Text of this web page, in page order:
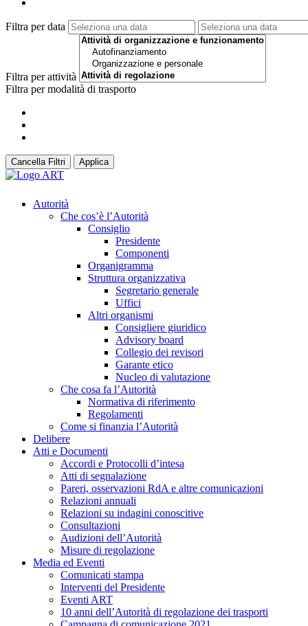
Filtra per data
Filtra per attività
Filtra per modalità di trasporto
Cancella Filtri Applica
Autorità
Che cos’è l’Autorità
Consiglio
Presidente
Componenti
Organigramma
Struttura organizzativa
Segretario generale
Uffici
Altri organismi
Consigliere giuridico
Advisory board
Collegio dei revisori
Garante etico
Nucleo di valutazione
Che cosa fa l’Autorità
Normativa di riferimento
Regolamenti
Come si finanzia l’Autorità
Delibere
Atti e Documenti
Accordi e Protocolli d’intesa
Atti di segnalazione
Pareri, osservazioni RdA e altre comunicazioni
Relazioni annuali
Relazioni su indagini conoscitive
Consultazioni
Audizioni dell’Autorità
Misure di regolazione
Media ed Eventi
Comunicati stampa
Interventi del Presidente
Eventi ART
10 anni dell’Autorità di regolazione dei trasporti